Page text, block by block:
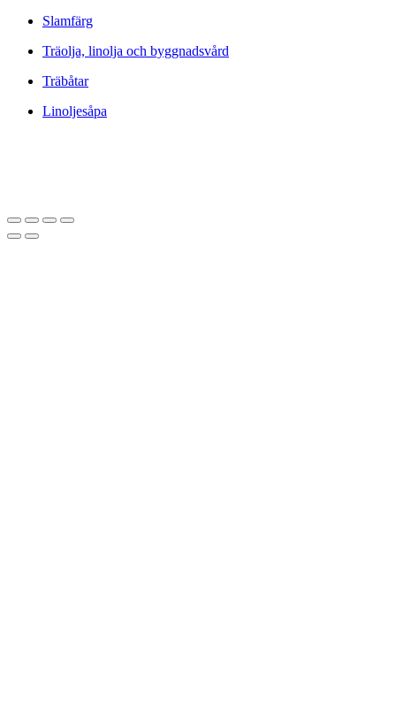
Slamfärg
Träolja, linolja och byggnadsvård
Träbåtar
Linoljesåpa